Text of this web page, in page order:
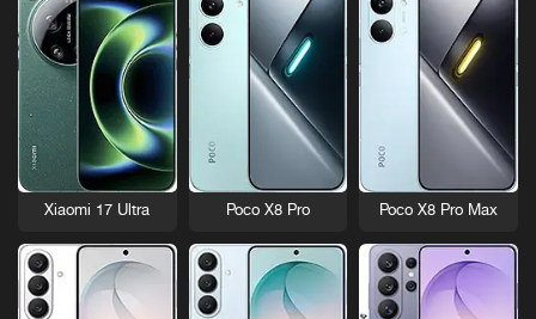
Poco X8 Pro Max
Poco X8 Pro
Xiaomi 17 Ultra